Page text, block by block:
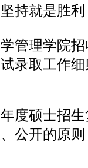
持就是胜利
管理学院
录取工作细
度硕士招
公开的原